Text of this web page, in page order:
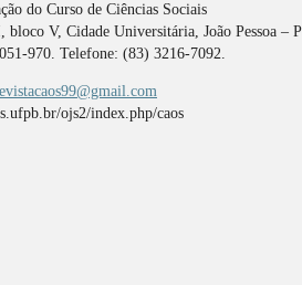
do Curso de Ciências Sociais
bloco V, Cidade Universitária, João Pessoa –
970. Telefone: (83) 3216-7092.
ojs2/index.php/caos